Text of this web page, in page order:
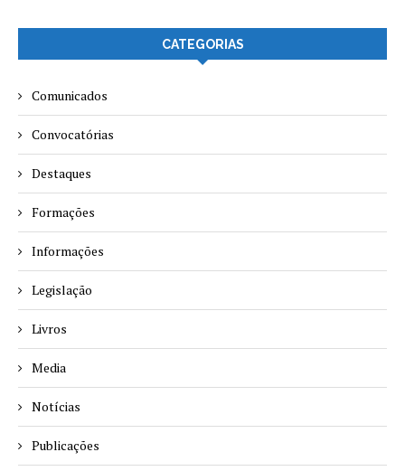
CATEGORIAS
Comunicados
Convocatórias
Destaques
Formações
Informações
Legislação
Livros
Media
Notícias
Publicações